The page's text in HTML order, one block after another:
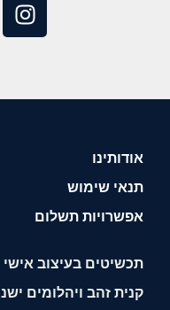
אודותינו
תנאי שימוש
אפשרויות תשלום
תכשיטים בעיצוב אישי
קנית זהב ויהלומים